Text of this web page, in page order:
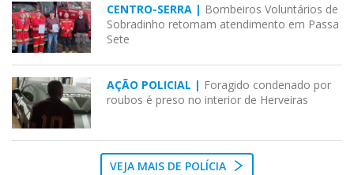
CENTRO-SERRA | Bombeiros Voluntários de
Sobradinho retomam atendimento em Passa
Sete
AÇÃO POLICIAL | Foragido condenado por
roubos é preso no interior de Herveiras
VEJA MAIS DE POLÍCIA